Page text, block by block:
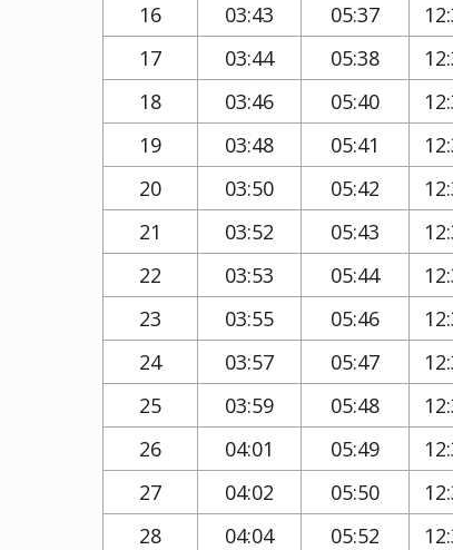
16
03:43 05:37
17
03:44 05:38
18
03:46 05:40
19
03:48 05:41
20
03:50 05:42
21
03:52 05:43
22
03:53 05:44
23
03:55 05:46
24
03:57 05:47
25
03:59 05:48
26
04:01 05:49
27
04:02 05:50
28
04:04 05:52